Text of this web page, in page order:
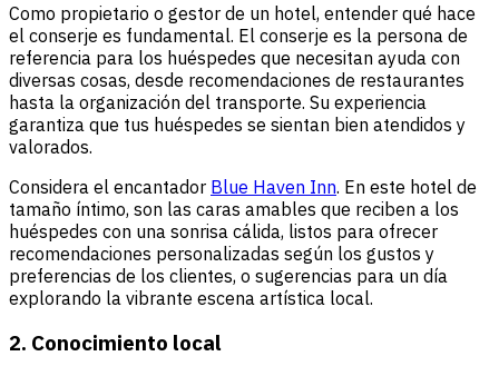
Como propietario o gestor de un hotel, entender qué hace
el conserje es fundamental. El conserje es la persona de
referencia para los huéspedes que necesitan ayuda con
diversas cosas, desde recomendaciones de restaurantes
hasta la organización del transporte. Su experiencia
garantiza que tus huéspedes se sientan bien atendidos y
valorados.
Considera el encantador Blue Haven Inn. En este hotel de
tamaño íntimo, son las caras amables que reciben a los
huéspedes con una sonrisa cálida, listos para ofrecer
recomendaciones personalizadas según los gustos y
preferencias de los clientes, o sugerencias para un día
explorando la vibrante escena artística local.
2. Conocimiento local